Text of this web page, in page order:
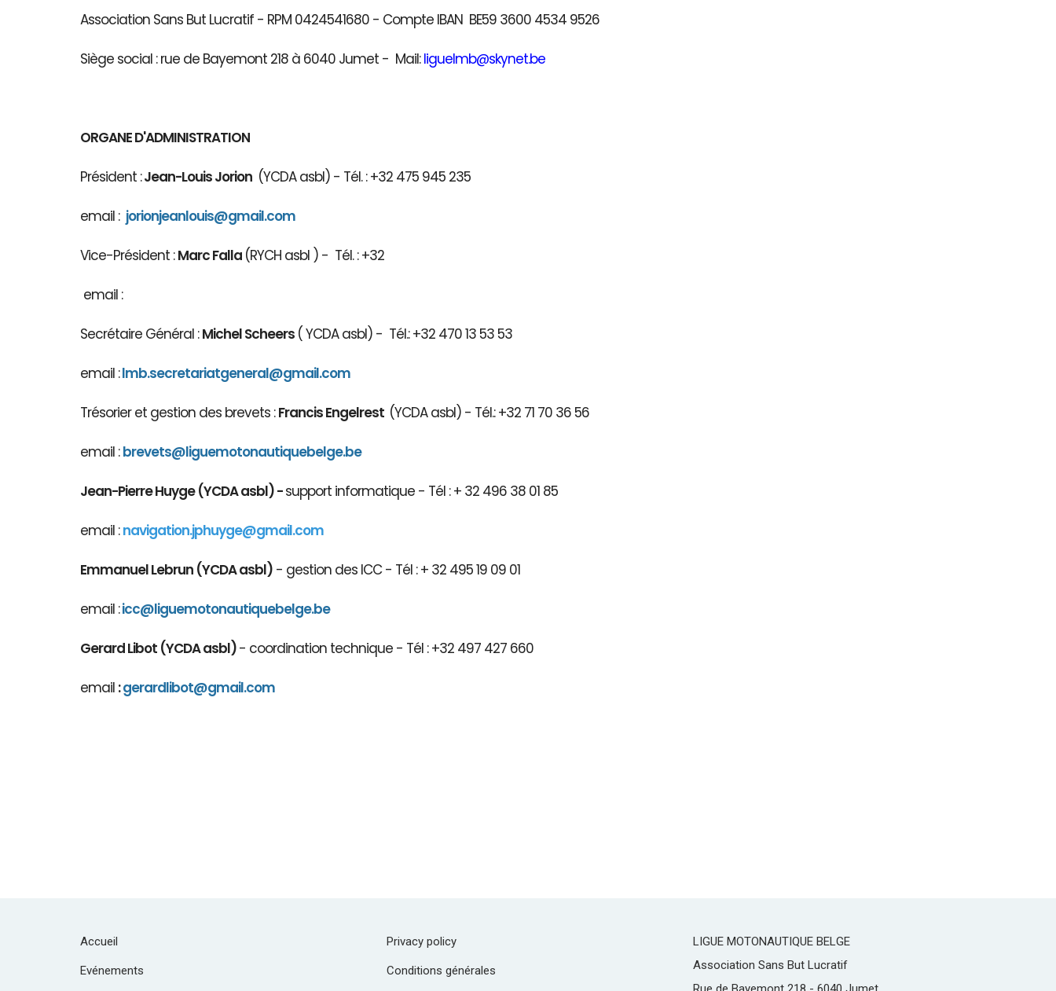
Association Sans But Lucratif - RPM 0424541680 - Compte IBAN BE59 3600 4534 9526
Siège social : rue de Bayemont 218 à 6040 Jumet - Mail:liguelmb@skynet.be
ORGANE D'ADMINISTRATION
Président :Jean-Louis Jorion (YCDA asbl) - Tél. : +32 475 945 235
email : jorionjeanlouis@gmail.com
Vice-Président :Marc Falla (RYCH asbl ) - Tél. : +32
email :
Secrétaire Général :Michel Scheers ( YCDA asbl) - Tél.: +32 470 13 53 53
email :lmb.secretariatgeneral@gmail.com
Trésorier et gestion des brevets :Francis Engelrest (YCDA asbl) - Tél.: +32 71 70 36 56
email :brevets@liguemotonautiquebelge.be
Jean-Pierre Huyge (YCDA asbl) -support informatique - Tél : + 32 496 38 01 85
email :navigation.jphuyge@gmail.com
Emmanuel Lebrun (YCDA asbl) - gestion des ICC - Tél : + 32 495 19 09 01
email :icc@liguemotonautiquebelge.be
Gerard Libot (YCDA asbl)- coordination technique - Tél : +32 497 427 660
email :gerardlibot@gmail.com
Accueil
Evénements
Privacy policy
Conditions générales
LIGUE MOTONAUTIQUE BELGE
Association Sans But Lucratif